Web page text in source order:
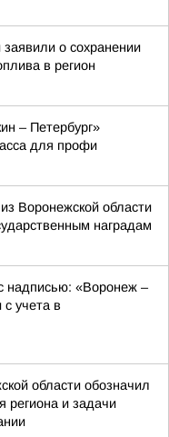
о сохранении
в регион
– Петербург»
для профи
Воронежской области
наградам
надписью: «Воронеж –
с учета в
области обозначил
региона и задачи